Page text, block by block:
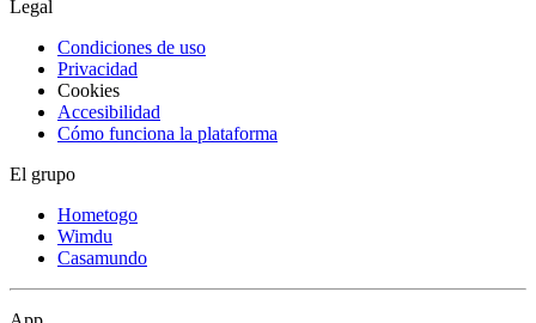
Legal
Condiciones de uso
Privacidad
Cookies
Accesibilidad
Cómo funciona la plataforma
El grupo
Hometogo
Wimdu
Casamundo